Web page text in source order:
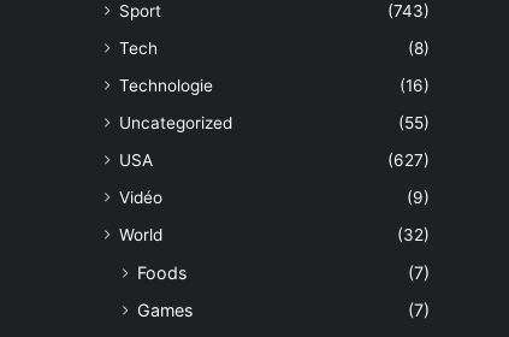
Sport
(743)
Tech
(8)
Technologie
(16)
Uncategorized
(55)
USA
(627)
Vidéo
(9)
World
(32)
Foods
(7)
Games
(7)